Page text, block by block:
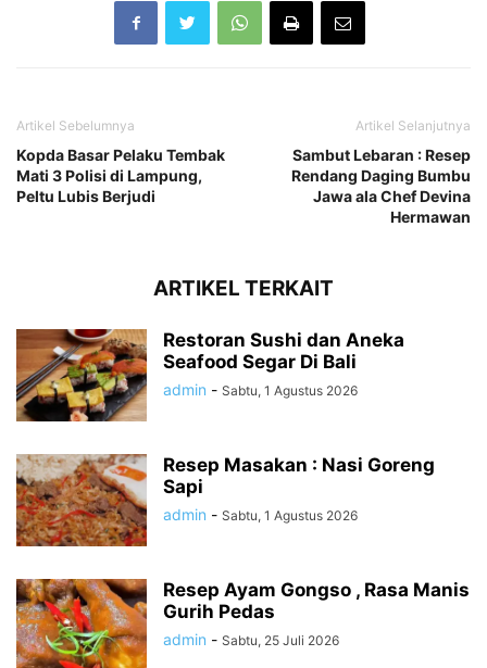
Artikel Sebelumnya
Kopda Basar Pelaku Tembak
Mati 3 Polisi di Lampung,
Peltu Lubis Berjudi
Artikel Selanjutnya
Sambut Lebaran : Resep
Rendang Daging Bumbu
Jawa ala Chef Devina
Hermawan
ARTIKEL TERKAIT
Restoran Sushi dan Aneka
Seafood Segar Di Bali
admin - Sabtu, 1 Agustus 2026
Resep Masakan : Nasi Goreng
Sapi
admin - Sabtu, 1 Agustus 2026
Resep Ayam Gongso , Rasa Manis
Gurih Pedas
admin - Sabtu, 25 Juli 2026